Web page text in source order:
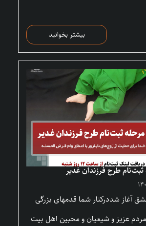
بیشتر بخوانید
طرح فرزندان غدیر
آغاز شددرکنار شما قدمهای بزرگی
عزیز و شیعیان و محبین اهل بیت